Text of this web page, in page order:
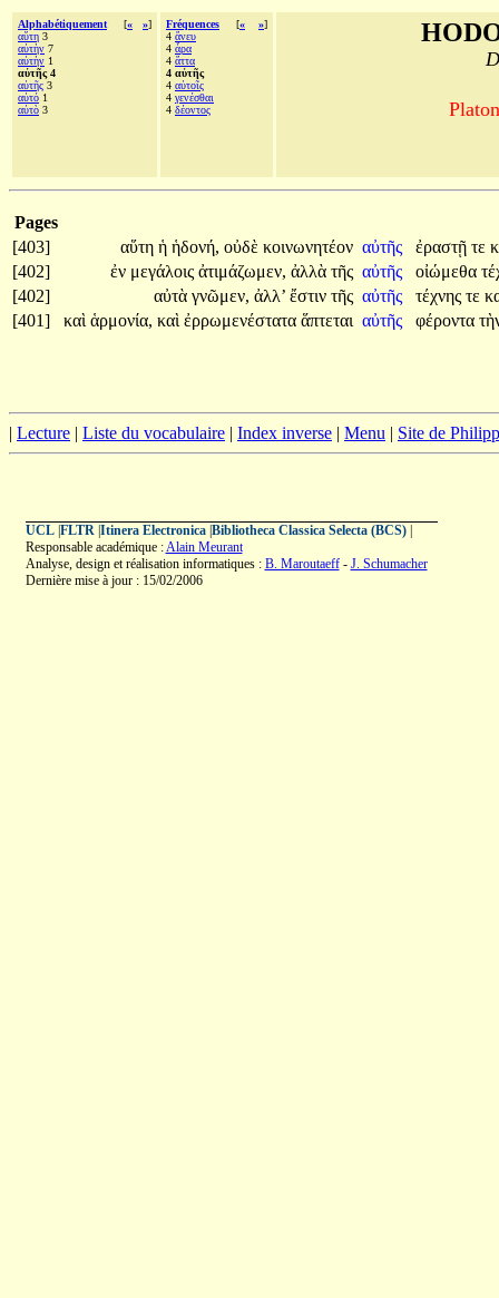
Alphabétiquement [« »]
αὕτη 3
αὐτὴν 7
αὑτὴν 1
αὐτῆς 4
αὑτῆς 3
αὐτό 1
αὐτὸ 3
Fréquences [« »]
4 ἄνευ
4 ἆρα
4 ἄττα
4 αὐτῆς
4 αὑτοῖς
4 γενέσθαι
4 δέοντος
Pages
[403]
αὕτη ἡ ἡδονή, οὐδὲ κοινωνητέον αὐτῆς ἐραστῇ τε
[402]
ἐν μεγάλοις ἀτιμάζωμεν, ἀλλὰ τῆς αὐτῆς οἰώμεθα
[402]
αὐτὰ γνῶμεν, ἀλλ’ ἔστιν τῆς αὐτῆς τέχνης τε
[401]
καὶ ἁρμονία, καὶ ἐρρωμενέστατα ἅπτεται αὐτῆς φέροντα
| Lecture | Liste du vocabulaire | Index inverse | Menu | Site de
UCL| FLTR| Itinera Electronica| Bibliotheca Classica Selecta (BCS)|
Responsable académique :Alain Meurant
Analyse, design et réalisation informatiques : B. Maroutaeff- J. Schumacher
Dernière mise à jour : 15/02/2006